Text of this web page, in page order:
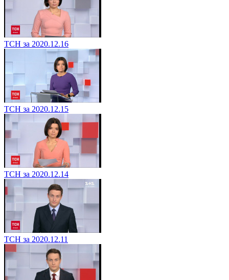
ТСН за 2020.12.16
ТСН за 2020.12.15
ТСН за 2020.12.14
ТСН за 2020.12.11